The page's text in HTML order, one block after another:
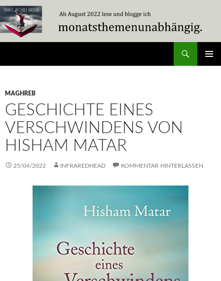
Zum
Inhalt
springen
MAGHREB
GESCHICHTE EINES
VERSCHWINDENS VON
HISHAM MATAR
25/04/2022 INFRAREDHEAD KOMMENTAR HINTERLASSEN